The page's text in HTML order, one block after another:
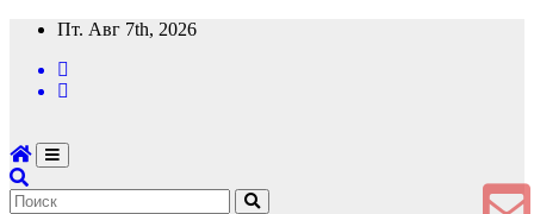
Перейти
содержимому
Пт. Авг 7th, 2026